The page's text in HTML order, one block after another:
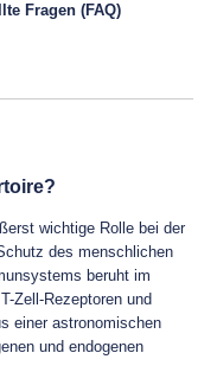
Fragen (FAQ)
wichtige Rolle bei der
des menschlichen
beruht im
Zell-Rezeptoren und
einer astronomischen
und endogenen